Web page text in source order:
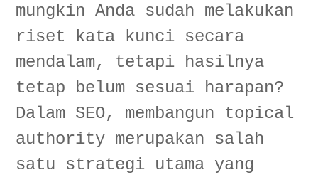
Mengapa kategorisasi konten itu penting?
Apa yang dimaksud dengan "Content Pillar"?
Bagaimana cara memetakan topik dan subtopik dalam
content categories?
Anda bisa membangun otoritas SEO dengan:
Apa yang dimaksud dengan "strategi interlink antar
content categories"?
Apa yang dimaksud dengan "pilar konten" dan
bagaimana membangunnya?
mungkin Anda sudah melakukan
riset kata kunci secara
mendalam, tetapi hasilnya
tetap belum sesuai harapan?
Dalam SEO, membangun topical
authority merupakan salah
satu strategi utama yang